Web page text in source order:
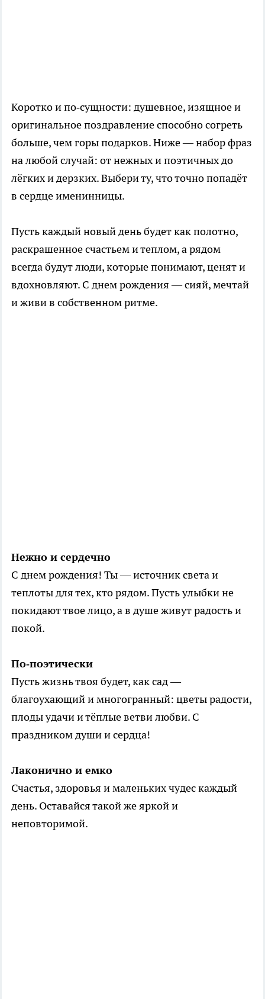
Коротко и по‑сущности: душевное, изящное и
оригинальное поздравление способно согреть
больше, чем горы подарков. Ниже — набор фраз
на любой случай: от нежных и поэтичных до
лёгких и дерзких. Выбери ту, что точно попадёт
в сердце именинницы.
Пусть каждый новый день будет как полотно,
раскрашенное счастьем и теплом, а рядом
всегда будут люди, которые понимают, ценят и
вдохновляют. С днем рождения — сияй, мечтай
и живи в собственном ритме.
Нежно и сердечно
С днем рождения! Ты — источник света и
теплоты для тех, кто рядом. Пусть улыбки не
покидают твое лицо, а в душе живут радость и
покой.
По‑поэтически
Пусть жизнь твоя будет, как сад —
благоухающий и многогранный: цветы радости,
плоды удачи и тёплые ветви любви. С
праздником души и сердца!
Лаконично и емко
Счастья, здоровья и маленьких чудес каждый
день. Оставайся такой же яркой и
неповторимой.